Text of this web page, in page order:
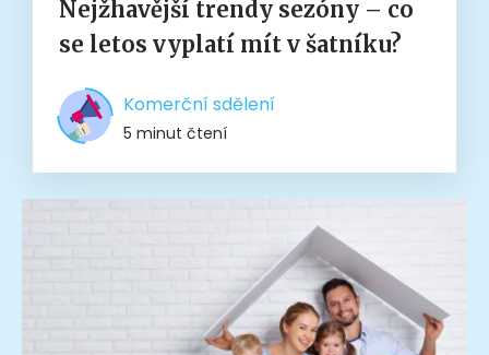
Nejžhavější trendy sezóny – co
se letos vyplatí mít v šatníku?
Komerční sdělení
5 minut čtení